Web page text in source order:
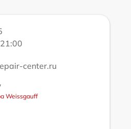
center.ru
Weissgauff